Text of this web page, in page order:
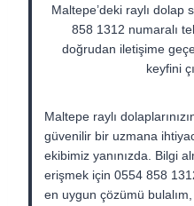
Maltepe’deki raylı dolap
858 1312 numaralı
doğrudan iletişime
keyfini
Maltepe raylı
güvenilir bir uzmana
ekibimiz yanınızda. Bilgi
erişmek için 0554 858
en uygun çözümü